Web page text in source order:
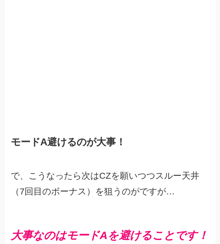
モードA避けるのが大事！
で、こうなったら次はCZを願いつつスルー天井
（7回目のボーナス）を狙うのがですが…
大事なのはモードAを避けることです！